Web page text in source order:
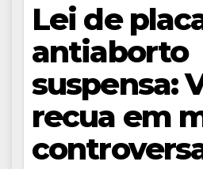
Lei de
antiaborto
suspensa:
recua em